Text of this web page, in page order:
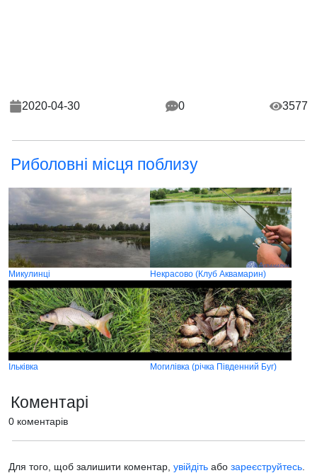
2020-04-30 0 3577
Риболовні місця поблизу
Микулинці Некрасово (Клуб Аквамарин)
Ільківка Могилівка (річка Південний Буг)
Коментарі
0 коментарів
Для того, щоб залишити коментар, увійдіть або зареєструйтесь